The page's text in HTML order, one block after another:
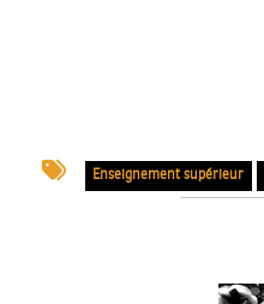
Enseignement supérieur